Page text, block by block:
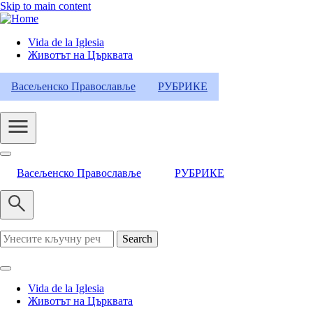
Skip to main content
Header
Category
Menu
Vida de la Iglesia
Животът на Църквата
Васељенско Православље РУБРИКЕ
Васељенско Православље РУБРИКЕ
Search
Vida de la Iglesia
Животът на Църквата